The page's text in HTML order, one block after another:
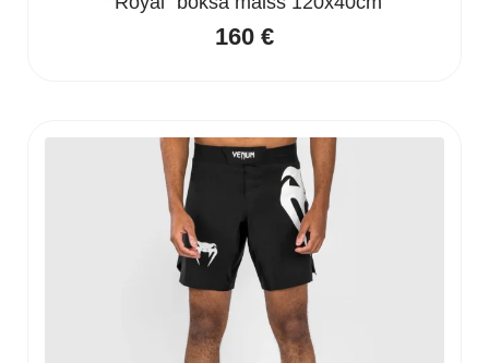
160 €